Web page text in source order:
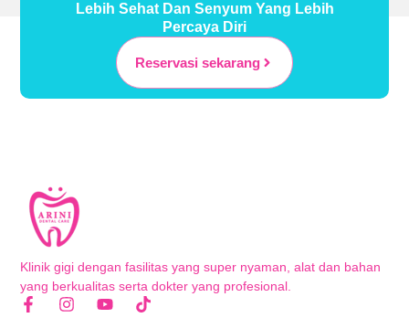
Lebih Sehat Dan Senyum Yang Lebih
Percaya Diri
Reservasi sekarang
Klinik gigi dengan fasilitas yang super nyaman, alat dan bahan
yang berkualitas serta dokter yang profesional.